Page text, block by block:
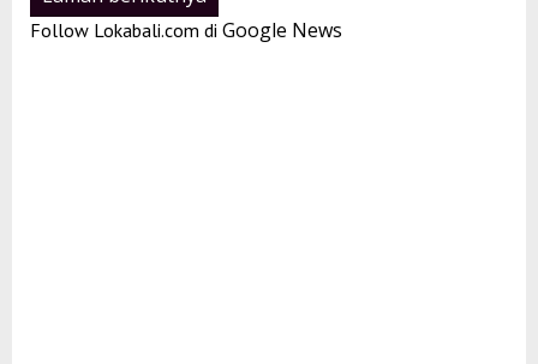
Follow Lokabali.com di Google News